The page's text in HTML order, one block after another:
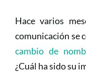
Hace varios
comunicación se
cambio de
¿Cuál ha sido su